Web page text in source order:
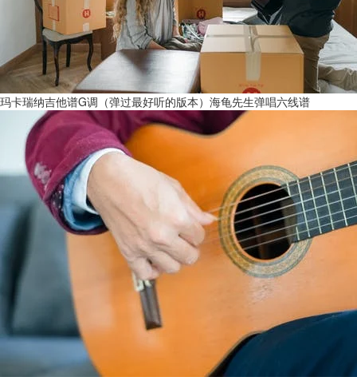
玛卡瑞纳吉他谱G调（弹过最好听的版本）海龟先生弹唱六线谱